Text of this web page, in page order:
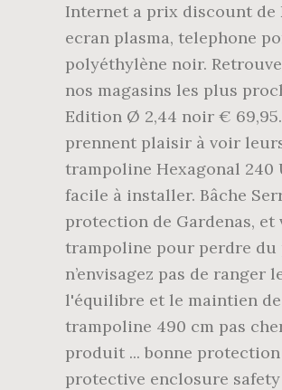
Internet a prix discount de
ecran plasma, telephone
polyéthylène noir.
nos magasins les plus
Edition Ø 2,44 noir €
prennent plaisir à voir
trampoline Hexagonal 240
facile à installer. Bâche
protection de Gardenas,
trampoline pour perdre du
n’envisagez pas de
l'équilibre et le maintien de
trampoline 490 cm pas
produit ... bonne
protective enclosure